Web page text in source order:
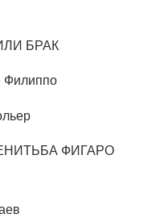
БРАК
ФИГАРО